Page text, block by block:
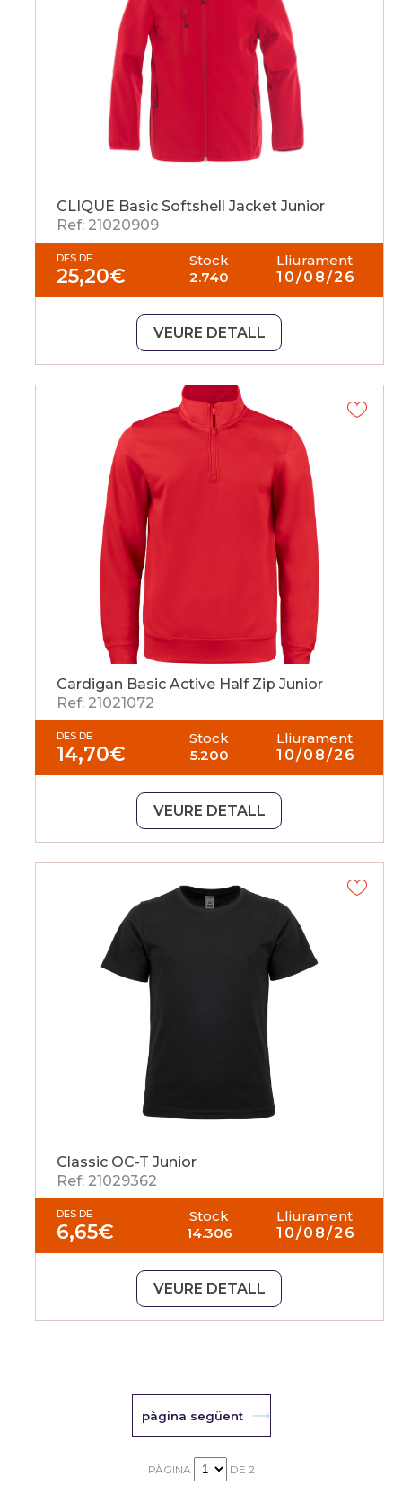
CLIQUE Basic Softshell Jacket Junior
Ref: 21020909
DES DE
25,20€
Stock
2.740
Lliurament
10/08/26
VEURE DETALL
Cardigan Basic Active Half Zip Junior
Ref: 21021072
DES DE
14,70€
Stock
5.200
Lliurament
10/08/26
VEURE DETALL
Classic OC-T Junior
Ref: 21029362
DES DE
6,65€
Stock
14.306
Lliurament
10/08/26
VEURE DETALL
pàgina següent
PÀGINA DE 2